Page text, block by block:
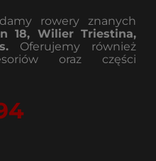
rowery znanych
18, Wilier Triestina,
Oferujemy również
oraz części